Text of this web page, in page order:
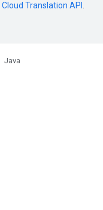
Cloud Translation API
Java